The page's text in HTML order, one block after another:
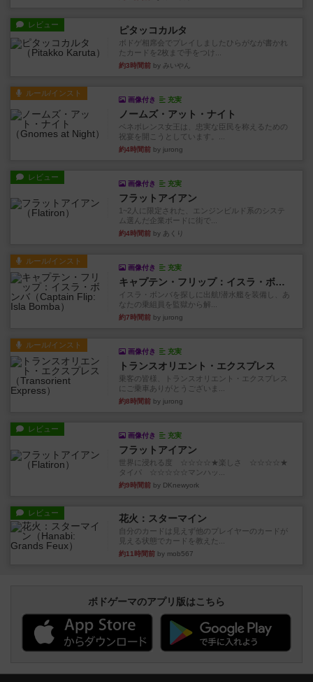
レビュー ピタッコカルタ
ボドゲ相席会でプレイしましたひらがなが書かれ
たカードを2枚まで手をつけ...
約3時間前 by みいやん
ルール/インスト
画像付き 充実
ノームズ・アット・ナイト
ベネボレンス女王は、忠実な臣民を称えるための
祝宴を開こうとしています。...
約4時間前 by jurong
レビュー
画像付き 充実
フラットアイアン
1~2人に限定された、エンジンビルド系のシステ
ム選んだ企業ボードに街で...
約4時間前 by あくり
ルール/インスト
画像付き 充実
キャプテン・フリップ：イスラ・ボンバ
イスラ・ボンバを探しに出航!潜水艦を装備し、あ
なたの乗組員を監獄から解...
約7時間前 by jurong
ルール/インスト
画像付き 充実
トランスオリエント・エクスプレス
乗客の皆様、トランスオリエント・エクスプレス
にご乗車ありがとうございま...
約8時間前 by jurong
レビュー
画像付き 充実
フラットアイアン
世界に浸れる度 ☆☆☆☆★楽しさ ☆☆☆☆★
タイパ ☆☆☆☆☆マンハッ...
約9時間前 by DKnewyork
レビュー 花火：スターマイン
自分のカードは見えず他のプレイヤーのカードが
見える状態でカードを教えた...
約11時間前 by mob567
ボドゲーマのアプリ版はこちら